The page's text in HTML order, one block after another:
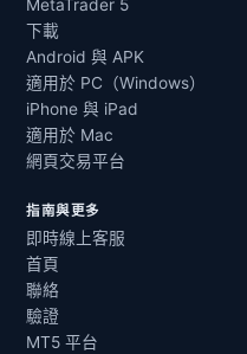
MetaTrader 5
下載
Android 與 APK
適用於 PC（Windows）
iPhone 與 iPad
適用於 Mac
網頁交易平台
指南與更多
即時線上客服
首頁
聯絡
驗證
MT5 平台